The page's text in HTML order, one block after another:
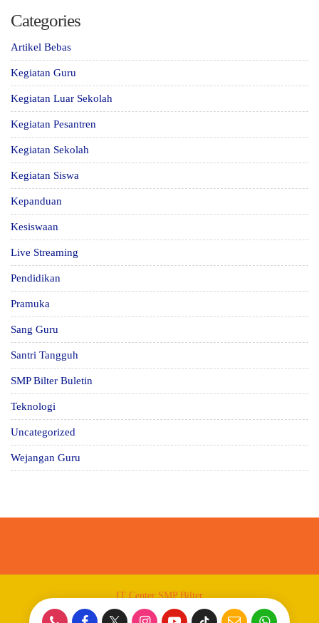
Categories
Artikel Bebas
Kegiatan Guru
Kegiatan Luar Sekolah
Kegiatan Pesantren
Kegiatan Sekolah
Kegiatan Siswa
Kepanduan
Kesiswaan
Live Streaming
Pendidikan
Pramuka
Sang Guru
Santri Tangguh
SMP Bilter Buletin
Teknologi
Uncategorized
Wejangan Guru
IT Center SMP Bilter